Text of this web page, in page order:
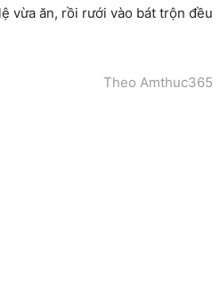
vừa ăn, rồi rưới vào bát trộn đều
Theo Amthuc365